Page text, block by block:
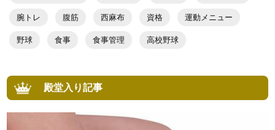
腕トレ 腹筋 西麻布 資格 運動メニュー
野球 食事 食事管理 高校野球
殿堂入り記事